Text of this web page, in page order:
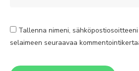
Tallenna nimeni,
selaimeen seuraavaa